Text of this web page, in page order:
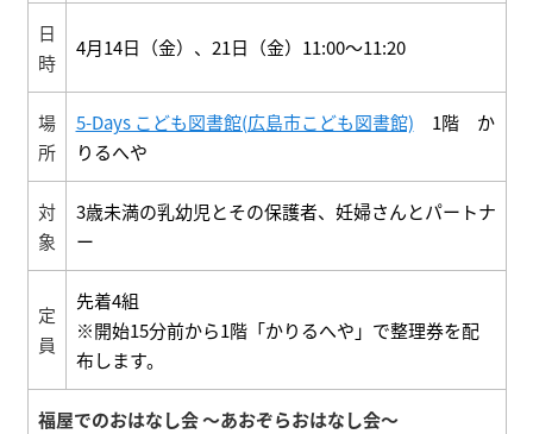
日
時
4月14日（金）、21日（金）11:00～11:20
場
所
5-Days こども図書館(広島市こども図書館) 1階 か
りるへや
対
象
3歳未満の乳幼児とその保護者、妊婦さんとパートナ
ー
定
員
先着4組
※開始15分前から1階「かりるへや」で整理券を配
布します。
福屋でのおはなし会 ～あおぞらおはなし会～